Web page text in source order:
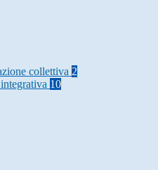
collettiva 2
10